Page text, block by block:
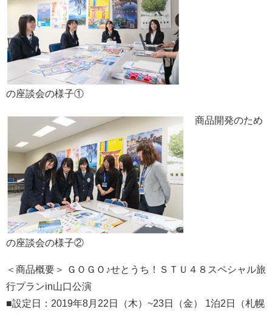
の座談会の様子①
商品開発のため
の座談会の様子②
＜商品概要＞ ＧＯＧＯ♪せとうち！ＳＴＵ４８スペシャル旅
行プランin山口公演
■設定日：2019年8月22日（木）~23日（金） 1泊2日（札幌